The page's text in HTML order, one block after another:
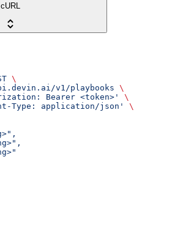
cURL
\
v1/playbooks \
Bearer <token>'
\
Type: application/json'
\